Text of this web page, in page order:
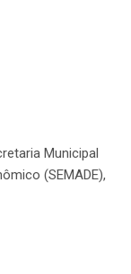
Municipal
(SEMADE),